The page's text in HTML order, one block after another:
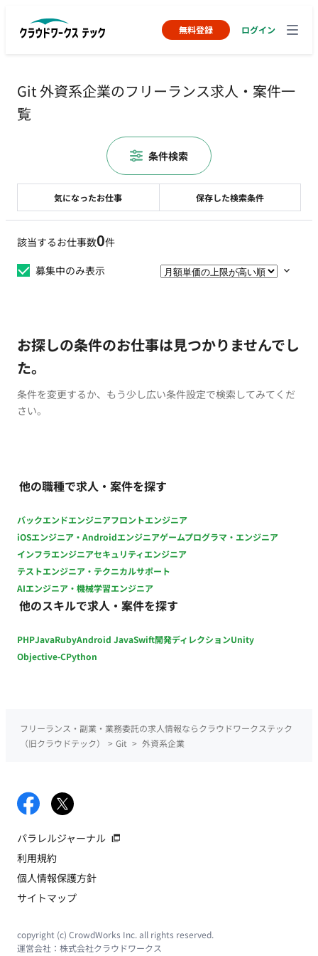
無料登録 ログイン
Git 外資系企業のフリーランス求人・案件一
覧
該当するお仕事数0件
募集中のみ表示
お探しの条件のお仕事は見つかりませんでし
た。
条件を変更するか、もう少し広い条件設定で検索してみてくだ
さい。
他の職種で求人・案件を探す
バックエンドエンジニアフロントエンジニア
iOSエンジニア・Androidエンジニアゲームプログラマ・エンジニア
インフラエンジニアセキュリティエンジニア
テストエンジニア・テクニカルサポート
AIエンジニア・機械学習エンジニア
他のスキルで求人・案件を探す
PHPJavaRubyAndroid JavaSwift開発ディレクションUnity
Objective-CPython
気になったお仕事 保存した検索条件
条件検索
フリーランス・副業・業務委託の求人情報ならクラウドワークステック
（旧クラウドテック）
> Git > 外資系企業
パラレルジャーナル
利用規約
個人情報保護方針
サイトマップ
copyright (c) CrowdWorks Inc. all rights reserved.
運営会社： 株式会社クラウドワークス